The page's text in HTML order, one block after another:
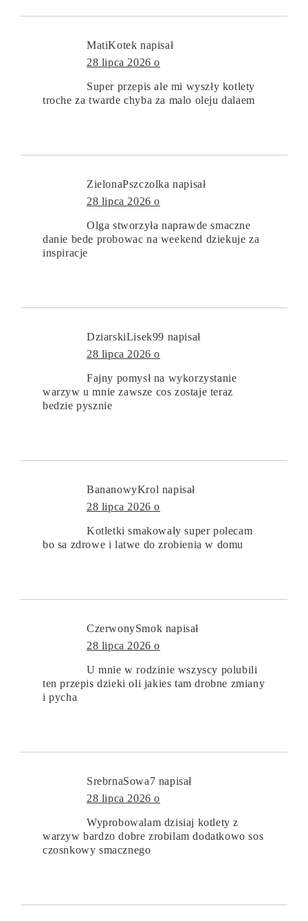
MatiKotek napisał
28 lipca 2026 o
Super przepis ale mi wyszły kotlety
troche za twarde chyba za malo oleju dalaem
ZielonaPszczolka napisał
28 lipca 2026 o
Olga stworzyła naprawde smaczne
danie bede probowac na weekend dziekuje za
inspiracje
DziarskiLisek99 napisał
28 lipca 2026 o
Fajny pomysł na wykorzystanie
warzyw u mnie zawsze cos zostaje teraz
bedzie pysznie
BananowyKrol napisał
28 lipca 2026 o
Kotletki smakowały super polecam
bo sa zdrowe i latwe do zrobienia w domu
CzerwonySmok napisał
28 lipca 2026 o
U mnie w rodzinie wszyscy polubili
ten przepis dzieki oli jakies tam drobne zmiany
i pycha
SrebrnaSowa7 napisał
28 lipca 2026 o
Wyprobowalam dzisiaj kotlety z
warzyw bardzo dobre zrobilam dodatkowo sos
czosnkowy smacznego